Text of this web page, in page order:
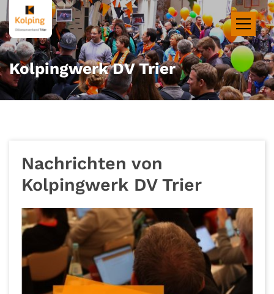
Zum Inhalt springen
Kolpingwerk DV Trier
Nachrichten von
Kolpingwerk DV Trier